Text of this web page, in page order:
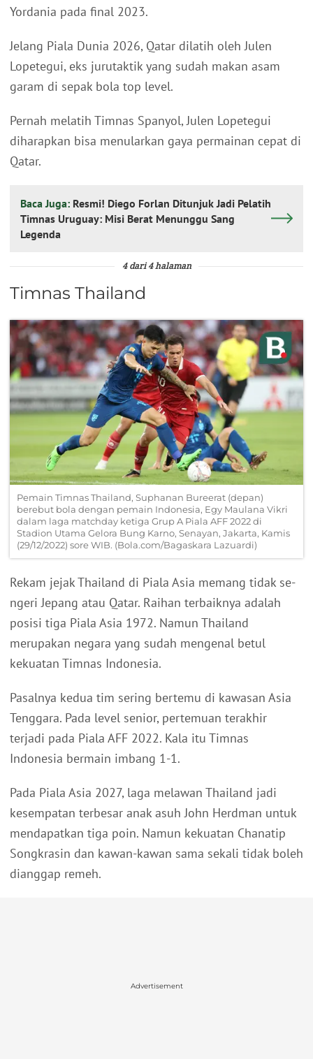
Yordania pada final 2023.
Jelang Piala Dunia 2026, Qatar dilatih oleh Julen
Lopetegui, eks jurutaktik yang sudah makan asam
garam di sepak bola top level.
Pernah melatih Timnas Spanyol, Julen Lopetegui
diharapkan bisa menularkan gaya permainan cepat di
Qatar.
Baca Juga: Resmi! Diego Forlan Ditunjuk Jadi Pelatih
Timnas Uruguay: Misi Berat Menunggu Sang
Legenda
4 dari 4 halaman
Timnas Thailand
Pemain Timnas Thailand, Suphanan Bureerat (depan)
berebut bola dengan pemain Indonesia, Egy Maulana Vikri
dalam laga matchday ketiga Grup A Piala AFF 2022 di
Stadion Utama Gelora Bung Karno, Senayan, Jakarta, Kamis
(29/12/2022) sore WIB. (Bola.com/Bagaskara Lazuardi)
Rekam jejak Thailand di Piala Asia memang tidak se-
ngeri Jepang atau Qatar. Raihan terbaiknya adalah
posisi tiga Piala Asia 1972. Namun Thailand
merupakan negara yang sudah mengenal betul
kekuatan Timnas Indonesia.
Pasalnya kedua tim sering bertemu di kawasan Asia
Tenggara. Pada level senior, pertemuan terakhir
terjadi pada Piala AFF 2022. Kala itu Timnas
Indonesia bermain imbang 1-1.
Pada Piala Asia 2027, laga melawan Thailand jadi
kesempatan terbesar anak asuh John Herdman untuk
mendapatkan tiga poin. Namun kekuatan Chanatip
Songkrasin dan kawan-kawan sama sekali tidak boleh
dianggap remeh.
Advertisement